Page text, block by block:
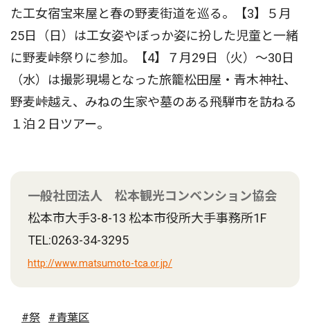
た工女宿宝来屋と春の野麦街道を巡る。【3】５月
25日（日）は工女姿やぼっか姿に扮した児童と一緒
に野麦峠祭りに参加。【4】７月29日（火）〜30日
（水）は撮影現場となった旅籠松田屋・青木神社、
野麦峠越え、みねの生家や墓のある飛騨市を訪ねる
１泊２日ツアー。
一般社団法人 松本観光コンベンション協会
松本市大手3-8-13 松本市役所大手事務所1F
TEL:0263-34-3295
http://www.matsumoto-tca.or.jp/
#祭 #青葉区